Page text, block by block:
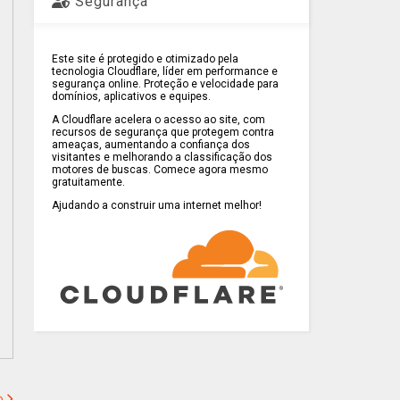
Este site é protegido e otimizado pela
tecnologia Cloudflare, líder em performance e
segurança online. Proteção e velocidade para
domínios, aplicativos e equipes.
A Cloudflare acelera o acesso ao site, com
recursos de segurança que protegem contra
ameaças, aumentando a confiança dos
visitantes e melhorando a classificação dos
motores de buscas. Comece agora mesmo
gratuitamente.
Ajudando a construir uma internet melhor!